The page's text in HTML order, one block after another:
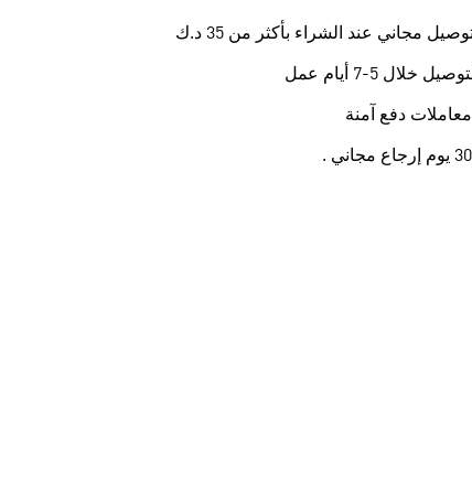
مجاني عند الشراء بأكثر من 35 د.ك
خلال 5-7 أيام عمل
دفع آمنة
.